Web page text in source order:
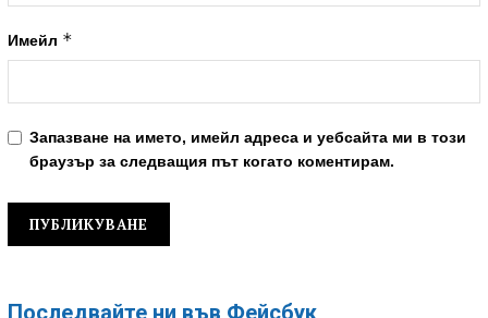
Имейл *
Запазване на името, имейл адреса и уебсайта ми в този
браузър за следващия път когато коментирам.